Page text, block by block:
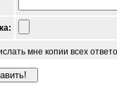
мне копии всех